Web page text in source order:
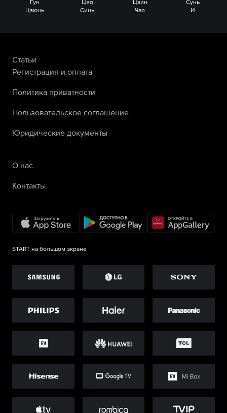
Гун
Цзюнь
Цяо
Синь
Цзин
Чао
Сунь
И
Статьи
Регистрация и оплата
Политика приватности
Пользовательское соглашение
Юридические документы
О нас
Контакты
START на большом экране